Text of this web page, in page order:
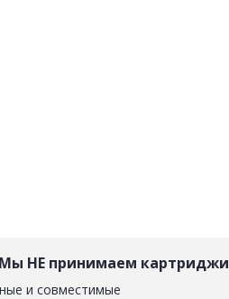
Мы НЕ принимаем картриджи
и совместимые